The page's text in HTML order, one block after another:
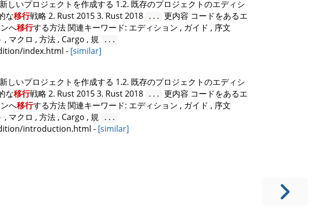
しいプロジェクトを作成する 1.2. 既存のプロジェクトのエディシ
な移行戦略 2. Rust 2015 3. Rust 2018 ...
更内容 コードをあるエ
へ移行する方法 関連キーワード: エディション , ガイド , 序文
マクロ , 方法 , Cargo , 規 ...
index.html - [similar]
しいプロジェクトを作成する 1.2. 既存のプロジェクトのエディシ
な移行戦略 2. Rust 2015 3. Rust 2018 ...
更内容 コードをあるエ
へ移行する方法 関連キーワード: エディション , ガイド , 序文
マクロ , 方法 , Cargo , 規 ...
introduction.html - [similar]